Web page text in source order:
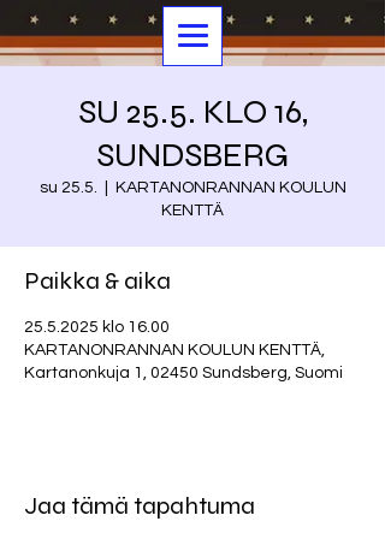
SU 25.5. KLO 16,
SUNDSBERG
su 25.5.
KARTANONRANNAN KOULUN
KENTTÄ
Paikka & aika
25.5.2025 klo 16.00
KARTANONRANNAN KOULUN KENTTÄ,
Kartanonkuja 1, 02450 Sundsberg, Suomi
Jaa tämä tapahtuma